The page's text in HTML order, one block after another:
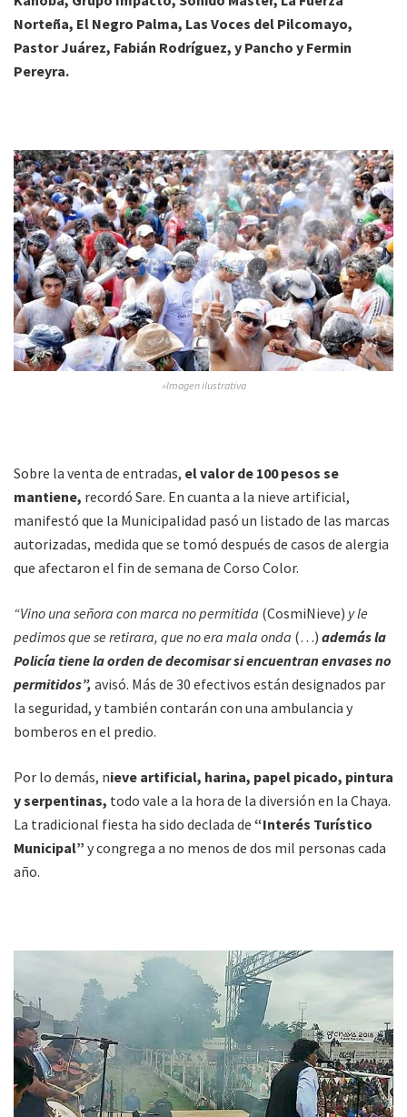
Norteña, El Negro Palma, Las Voces del Pilcomayo,
Pastor Juárez, Fabián Rodríguez, y Pancho y Fermin
Pereyra.
»Imagen ilustrativa
Sobre la venta de entradas, el valor de 100 pesos se
mantiene, recordó Sare. En cuanta a la nieve artificial,
manifestó que la Municipalidad pasó un listado de las marcas
autorizadas, medida que se tomó después de casos de alergia
que afectaron el fin de semana de Corso Color.
“Vino una señora con marca no permitida (CosmiNieve) y le
pedimos que se retirara, que no era mala onda (…) además la
Policía tiene la orden de decomisar si encuentran envases no
permitidos”, avisó. Más de 30 efectivos están designados par
la seguridad, y también contarán con una ambulancia y
bomberos en el predio.
Por lo demás, nieve artificial, harina, papel picado, pintura
y serpentinas, todo vale a la hora de la diversión en la Chaya.
La tradicional fiesta ha sido declada de “Interés Turístico
Municipal” y congrega a no menos de dos mil personas cada
año.